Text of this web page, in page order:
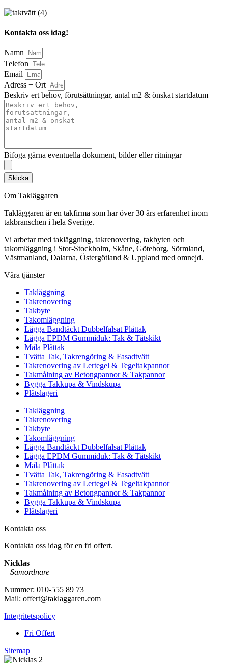
Kontakta oss idag!
Namn
Telefon
Email
Adress + Ort
Beskriv ert behov, förutsättningar, antal m2 & önskat startdatum
Bifoga gärna eventuella dokument, bilder eller ritningar
Skicka
Om Takläggaren
Takläggaren är en takfirma som har över 30 års erfarenhet inom
takbranschen i hela Sverige.
Vi arbetar med takläggning, takrenovering, takbyten och
takomläggning i Stor-Stockholm, Skåne, Göteborg, Sörmland,
Västmanland, Dalarna, Östergötland & Uppland med omnejd.
Våra tjänster
Takläggning
Takrenovering
Takbyte
Takomläggning
Lägga Bandtäckt Dubbelfalsat Plåttak
Lägga EPDM Gummiduk: Tak & Tätskikt
Måla Plåttak
Tvätta Tak, Takrengöring & Fasadtvätt
Takrenovering av Lertegel & Tegeltakpannor
Takmålning av Betongpannor & Takpannor
Bygga Takkupa & Vindskupa
Plåtslageri
Takläggning
Takrenovering
Takbyte
Takomläggning
Lägga Bandtäckt Dubbelfalsat Plåttak
Lägga EPDM Gummiduk: Tak & Tätskikt
Måla Plåttak
Tvätta Tak, Takrengöring & Fasadtvätt
Takrenovering av Lertegel & Tegeltakpannor
Takmålning av Betongpannor & Takpannor
Bygga Takkupa & Vindskupa
Plåtslageri
Kontakta oss
Kontakta oss idag för en fri offert.
Nicklas
– Samordnare
Nummer: 010-555 89 73
Mail: offert@taklaggaren.com
Integritetspolicy
Fri Offert
Sitemap